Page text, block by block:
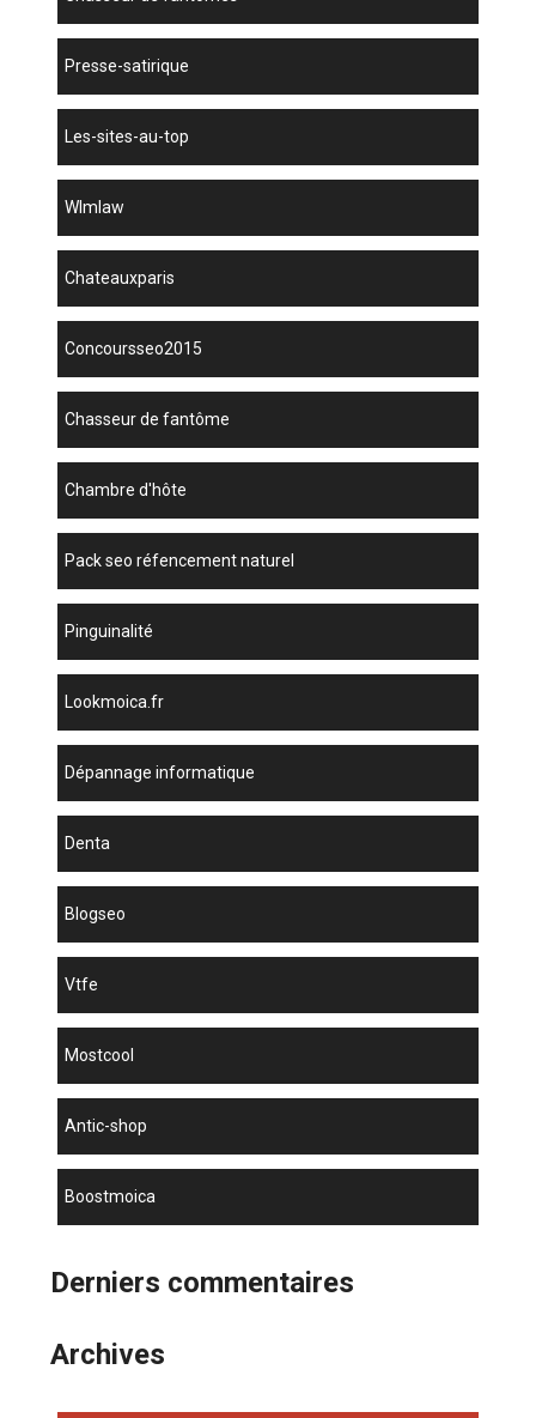
presse-satirique
les-sites-au-top
wlmlaw
chateauxparis
concoursseo2015
chasseur de fantôme
chambre d'hôte
pack seo réfencement naturel
Pinguinalité
lookmoica.fr
dépannage informatique
denta
blogseo
vtfe
mostcool
antic-shop
boostmoica
Derniers commentaires
Archives